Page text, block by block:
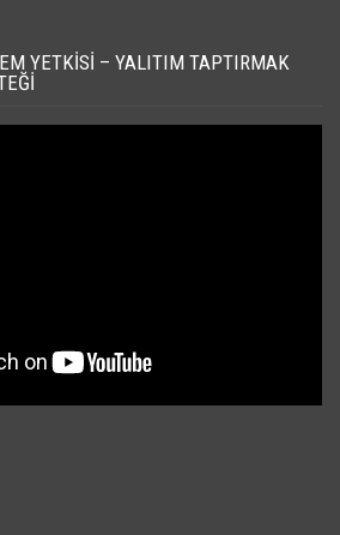
YETKISI – YALITIM TAPTIRMAK